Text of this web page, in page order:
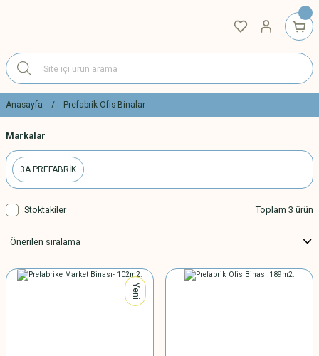
Anasayfa Prefabrik Ofis Binalar
Markalar
3A PREFABRİK
Stoktakiler Toplam 3 ürün
Yeni